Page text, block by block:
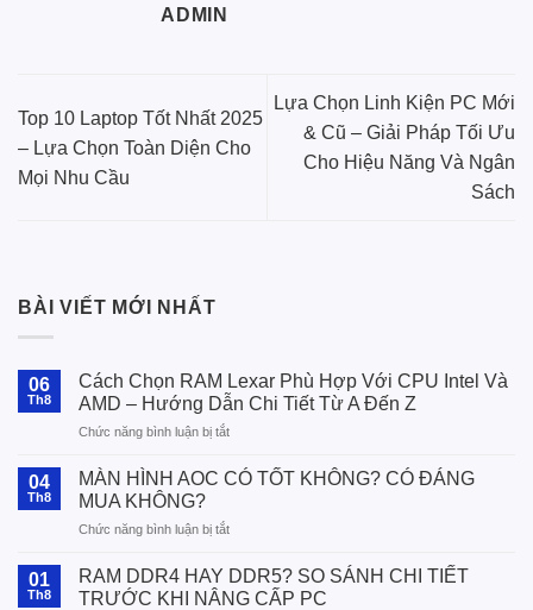
ADMIN
Top 10 Laptop Tốt Nhất 2025
– Lựa Chọn Toàn Diện Cho
Mọi Nhu Cầu
Lựa Chọn Linh Kiện PC Mới
& Cũ – Giải Pháp Tối Ưu
Cho Hiệu Năng Và Ngân
Sách
BÀI VIẾT MỚI NHẤT
06
Th8
Cách Chọn RAM Lexar Phù Hợp Với CPU Intel Và
AMD – Hướng Dẫn Chi Tiết Từ A Đến Z
Chức năng bình luận bị tắtở
Chọn
Phù
Với
CPU
04
Th8
MÀN HÌNH AOC CÓ TỐT KHÔNG? CÓ ĐÁNG
MUA KHÔNG?
Chức năng bình luận bị tắtở
HÌNH
AOC
01
Th8
RAM DDR4 HAY DDR5? SO SÁNH CHI TIẾT
TRƯỚC KHI NÂNG CẤP PC